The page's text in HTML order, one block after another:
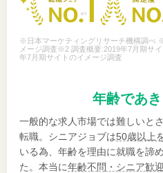
※日本マーケティングリサーチ機構調べ
メージ調査※2 調査概要:2019年7月期サ
年7月期サイトのイメージ調査
年齢であ
一般的な求人市場では難しいと
転職。シニアジョブは50歳以上
いる為、年齢を理由に就職を諦
た。本当に年齢不問・シニア歓